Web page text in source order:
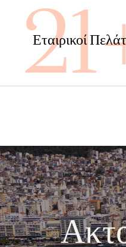
Εταιρικοί